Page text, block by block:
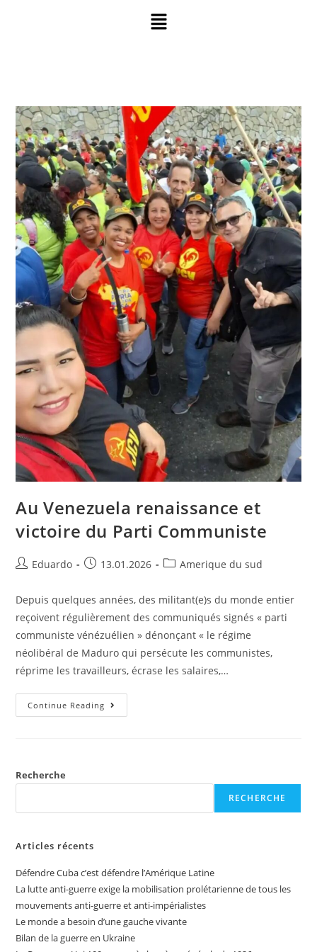
Au Venezuela renaissance et
victoire du Parti Communiste
Eduardo 13.01.2026 Amerique du sud
Depuis quelques années, des militant(e)s du monde entier
reçoivent régulièrement des communiqués signés « parti
communiste vénézuélien » dénonçant « le régime
néolibéral de Maduro qui persécute les communistes,
réprime les travailleurs, écrase les salaires,…
Continue Reading
Recherche
RECHERCHE
Articles récents
Défendre Cuba c’est défendre l’Amérique Latine
La lutte anti-guerre exige la mobilisation prolétarienne de tous les
mouvements anti-guerre et anti-impérialistes
Le monde a besoin d’une gauche vivante
Bilan de la guerre en Ukraine